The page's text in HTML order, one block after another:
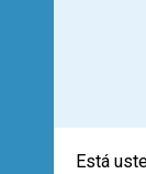
Está